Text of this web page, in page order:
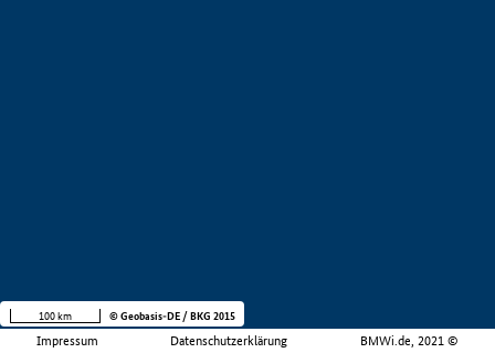
Impressum Datenschutzerklärung BMWi.de, 2021 ©
100 km © Geobasis-DE / BKG 2015